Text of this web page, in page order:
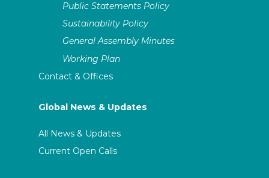
Public Statements Policy
Sustainability Policy
General Assembly Minutes
Working Plan
Contact & Offices
Global News & Updates
All News & Updates
Current Open Calls